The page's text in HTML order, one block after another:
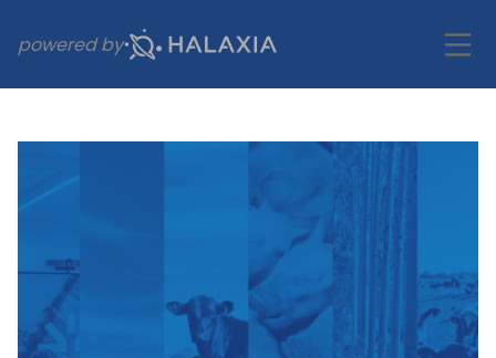
powered by